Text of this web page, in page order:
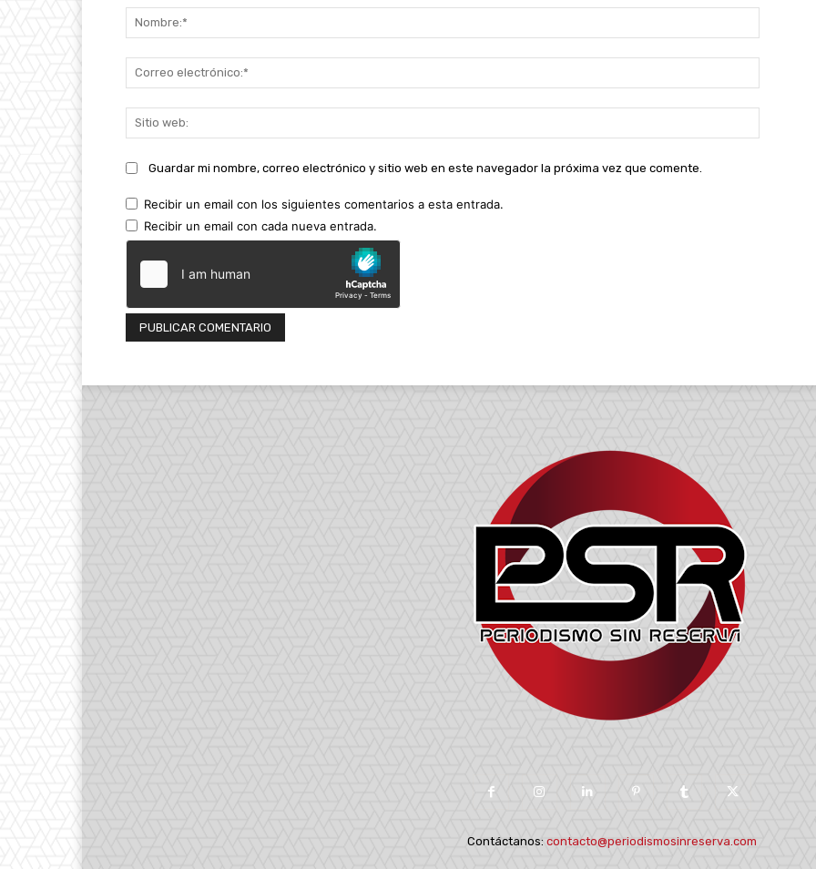
web:
Guardar mi nombre, correo electrónico y sitio web en este navegador la próxima vez que comente.
Recibir un email con los siguientes comentarios a esta entrada.
Recibir un email con cada nueva entrada.
Contáctanos: contacto@periodismosinreserva.com